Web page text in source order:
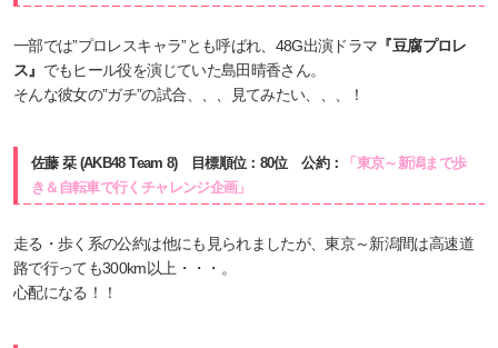
一部では”プロレスキャラ”とも呼ばれ、48G出演ドラマ 『豆腐プロレ
ス』 でもヒール役を演じていた島田晴香さん。
そんな彼女の”ガチ”の試合、、、見てみたい、、、！
佐藤 栞 (AKB48 Team 8) 目標順位：80位 公約：
「東京～新潟まで歩
き＆自転車で行くチャレンジ企画」
走る・歩く系の公約は他にも見られましたが、東京～新潟間は高速道
路で行っても300km以上・・・。
心配になる！！